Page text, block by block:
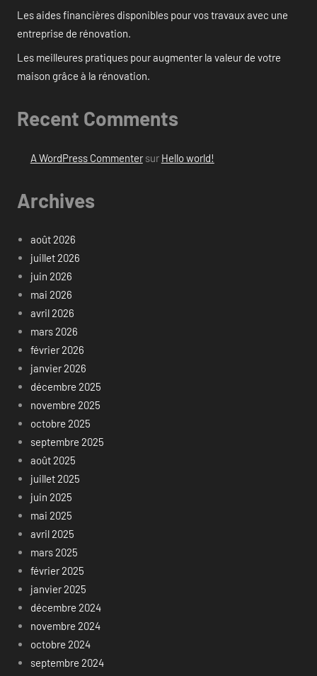
Les aides financières disponibles pour vos travaux avec une
entreprise de rénovation.
Les meilleures pratiques pour augmenter la valeur de votre
maison grâce à la rénovation.
Recent Comments
A WordPress Commentersur Hello world!
Archives
août 2026
juillet 2026
juin 2026
mai 2026
avril 2026
mars 2026
février 2026
janvier 2026
décembre 2025
novembre 2025
octobre 2025
septembre 2025
août 2025
juillet 2025
juin 2025
mai 2025
avril 2025
mars 2025
février 2025
janvier 2025
décembre 2024
novembre 2024
octobre 2024
septembre 2024